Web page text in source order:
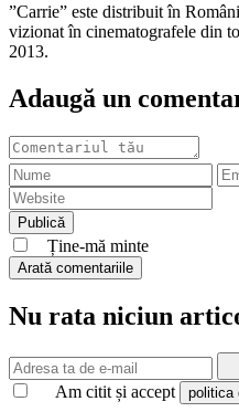
”Carrie” este distribuit în
vizionat în cinematografele din
2013.
Adaugă un
Ține-mă minte
Arată comentariile
Nu rata niciun
Am citit și accept politica